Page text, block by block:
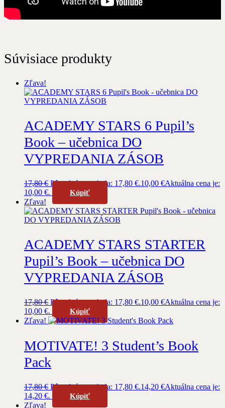
Súvisiace produkty
Zľava!
ACADEMY STARS 6 Pupil’s
Book – učebnica DO
VYPREDANIA ZÁSOB
17,80€ Pôvodná cena bola: 17,80 €.10,00 €Aktuálna cena je:
10,00 €.
Kúpiť
Zľava!
ACADEMY STARS STARTER
Pupil’s Book – učebnica DO
VYPREDANIA ZÁSOB
17,80€ Pôvodná cena bola: 17,80 €.10,00 €Aktuálna cena je:
10,00 €.
Kúpiť
Zľava!
MOTIVATE! 3 Student’s Book
Pack
17,80€ Pôvodná cena bola: 17,80 €.14,20 €Aktuálna cena je:
14,20 €.
Kúpiť
Zľava!